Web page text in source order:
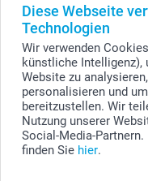
Diese Webseite
Technologien
Wir verwenden
künstliche Intelligenz),
Website zu
personalisieren und
bereitzustellen. Wir
Nutzung unserer
Social-Media-
finden Sie hier.
Erstelle dein
© smartphoto
Alle Preise verstehen sich in